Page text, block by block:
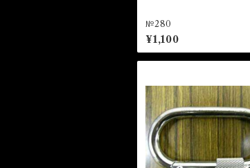
№280
¥1,100